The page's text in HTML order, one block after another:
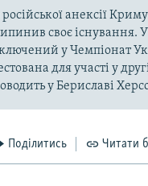
анексії
своє існування.
у Чемпіонат
для участі у
у Бериславі
Поділитись Читати